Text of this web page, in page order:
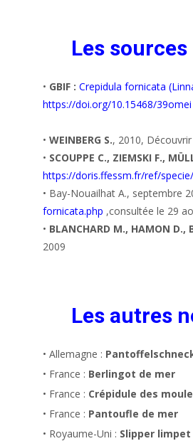
Les sources
• GBIF : Crepidula fornicata
https://doi.org/10.15468/39omei
• WEINBERG S., 2010,
• SCOUPPE C., ZIEMSKI F.,
https://doris.ffessm.fr/ref/
• Bay-Nouailhat A., septembre
fornicata.php ,consultée le 29
• BLANCHARD M., HAMON D.,
2009
Les autres
• Allemagne :
• France : Berlingot de mer
• France : Crépidule des
• France : Pantoufle de mer
• Royaume-Uni : Slipper limpet